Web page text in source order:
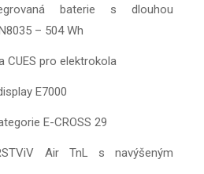
baterie s dlouhou
– 504 Wh
CUES pro elektrokola
E7000
E-CROSS 29
Air TnL s navýšeným